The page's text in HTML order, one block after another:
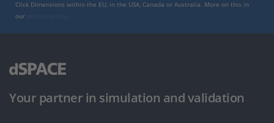
Click Dimensions within the EU, in the USA, Canada or Australia. More on this in
our
.
Your partner in simulation and validation